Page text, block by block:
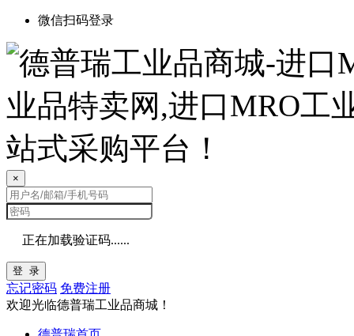
微信扫码登录
×
正在加载验证码......
登 录
忘记密码 免费注册
欢迎光临德普瑞工业品商城！